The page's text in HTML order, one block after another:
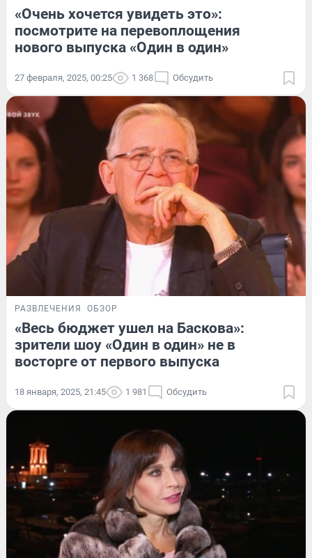
«Очень хочется увидеть это»:
посмотрите на перевоплощения
нового выпуска «Один в один»
27 февраля, 2025, 00:25 1 368 Обсудить
РАЗВЛЕЧЕНИЯ ОБЗОР
«Весь бюджет ушел на Баскова»:
зрители шоу «Один в один» не в
восторге от первого выпуска
18 января, 2025, 21:45 1 981 Обсудить